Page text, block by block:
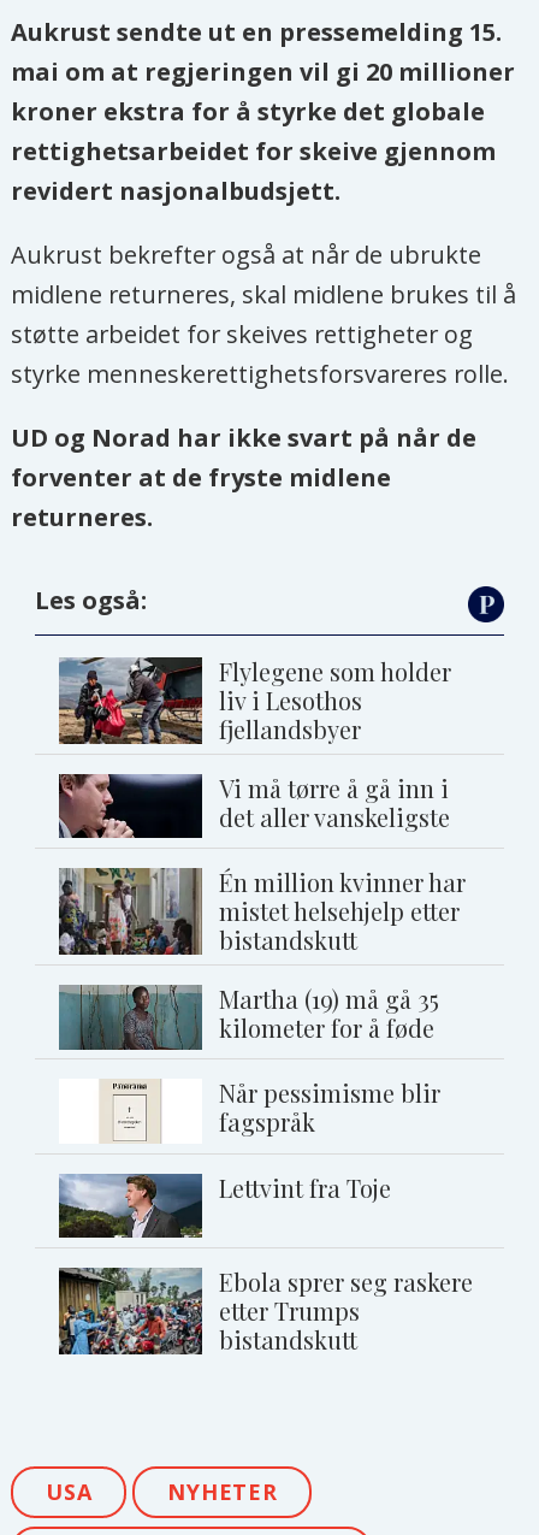
Aukrust sendte ut en pressemelding 15.
mai om at regjeringen vil gi 20 millioner
kroner ekstra for å styrke det globale
rettighetsarbeidet for skeive gjennom
revidert nasjonalbudsjett.
Aukrust bekrefter også at når de ubrukte
midlene returneres, skal midlene brukes til å
støtte arbeidet for skeives rettigheter og
styrke menneskerettighetsforsvareres rolle.
UD og Norad har ikke svart på når de
forventer at de fryste midlene
returneres.
Les også:
Flylegene som holder
liv i Lesothos
fjellandsbyer
Vi må tørre å gå inn i
det aller vanskeligste
Én million kvinner har
mistet helsehjelp etter
bistandskutt
Martha (19) må gå 35
kilometer for å føde
Når pessimisme blir
fagspråk
Lettvint fra Toje
Ebola sprer seg raskere
etter Trumps
bistandskutt
USA NYHETER